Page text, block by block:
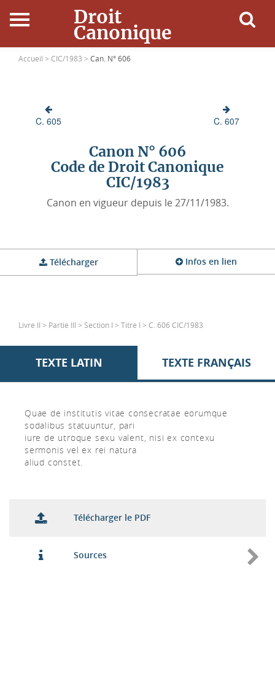
Droit
Canonique
Accueil
Ressources
Accueil > CIC/1983 > Can. N° 606
C. 605 C. 607
Canon N° 606
Code de Droit Canonique
CIC/1983
Canon en vigueur depuis le 27/11/1983.
Télécharger Infos en lien
Livre II > Partie III > Section I > Titre I > C. 606 CIC/1983
TEXTE LATIN TEXTE FRANÇAIS
Quae de institutis vitae consecratae eorumque
sodalibus statuuntur, pari
iure de utroque sexu valent, nisi ex contexu
sermonis vel ex rei natura
aliud constet.
Télécharger le PDF
Sources